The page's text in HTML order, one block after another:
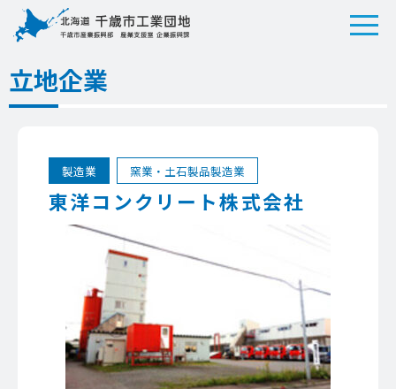
立地企業
製造業 窯業・土石製品製造業
東洋コンクリート株式会社